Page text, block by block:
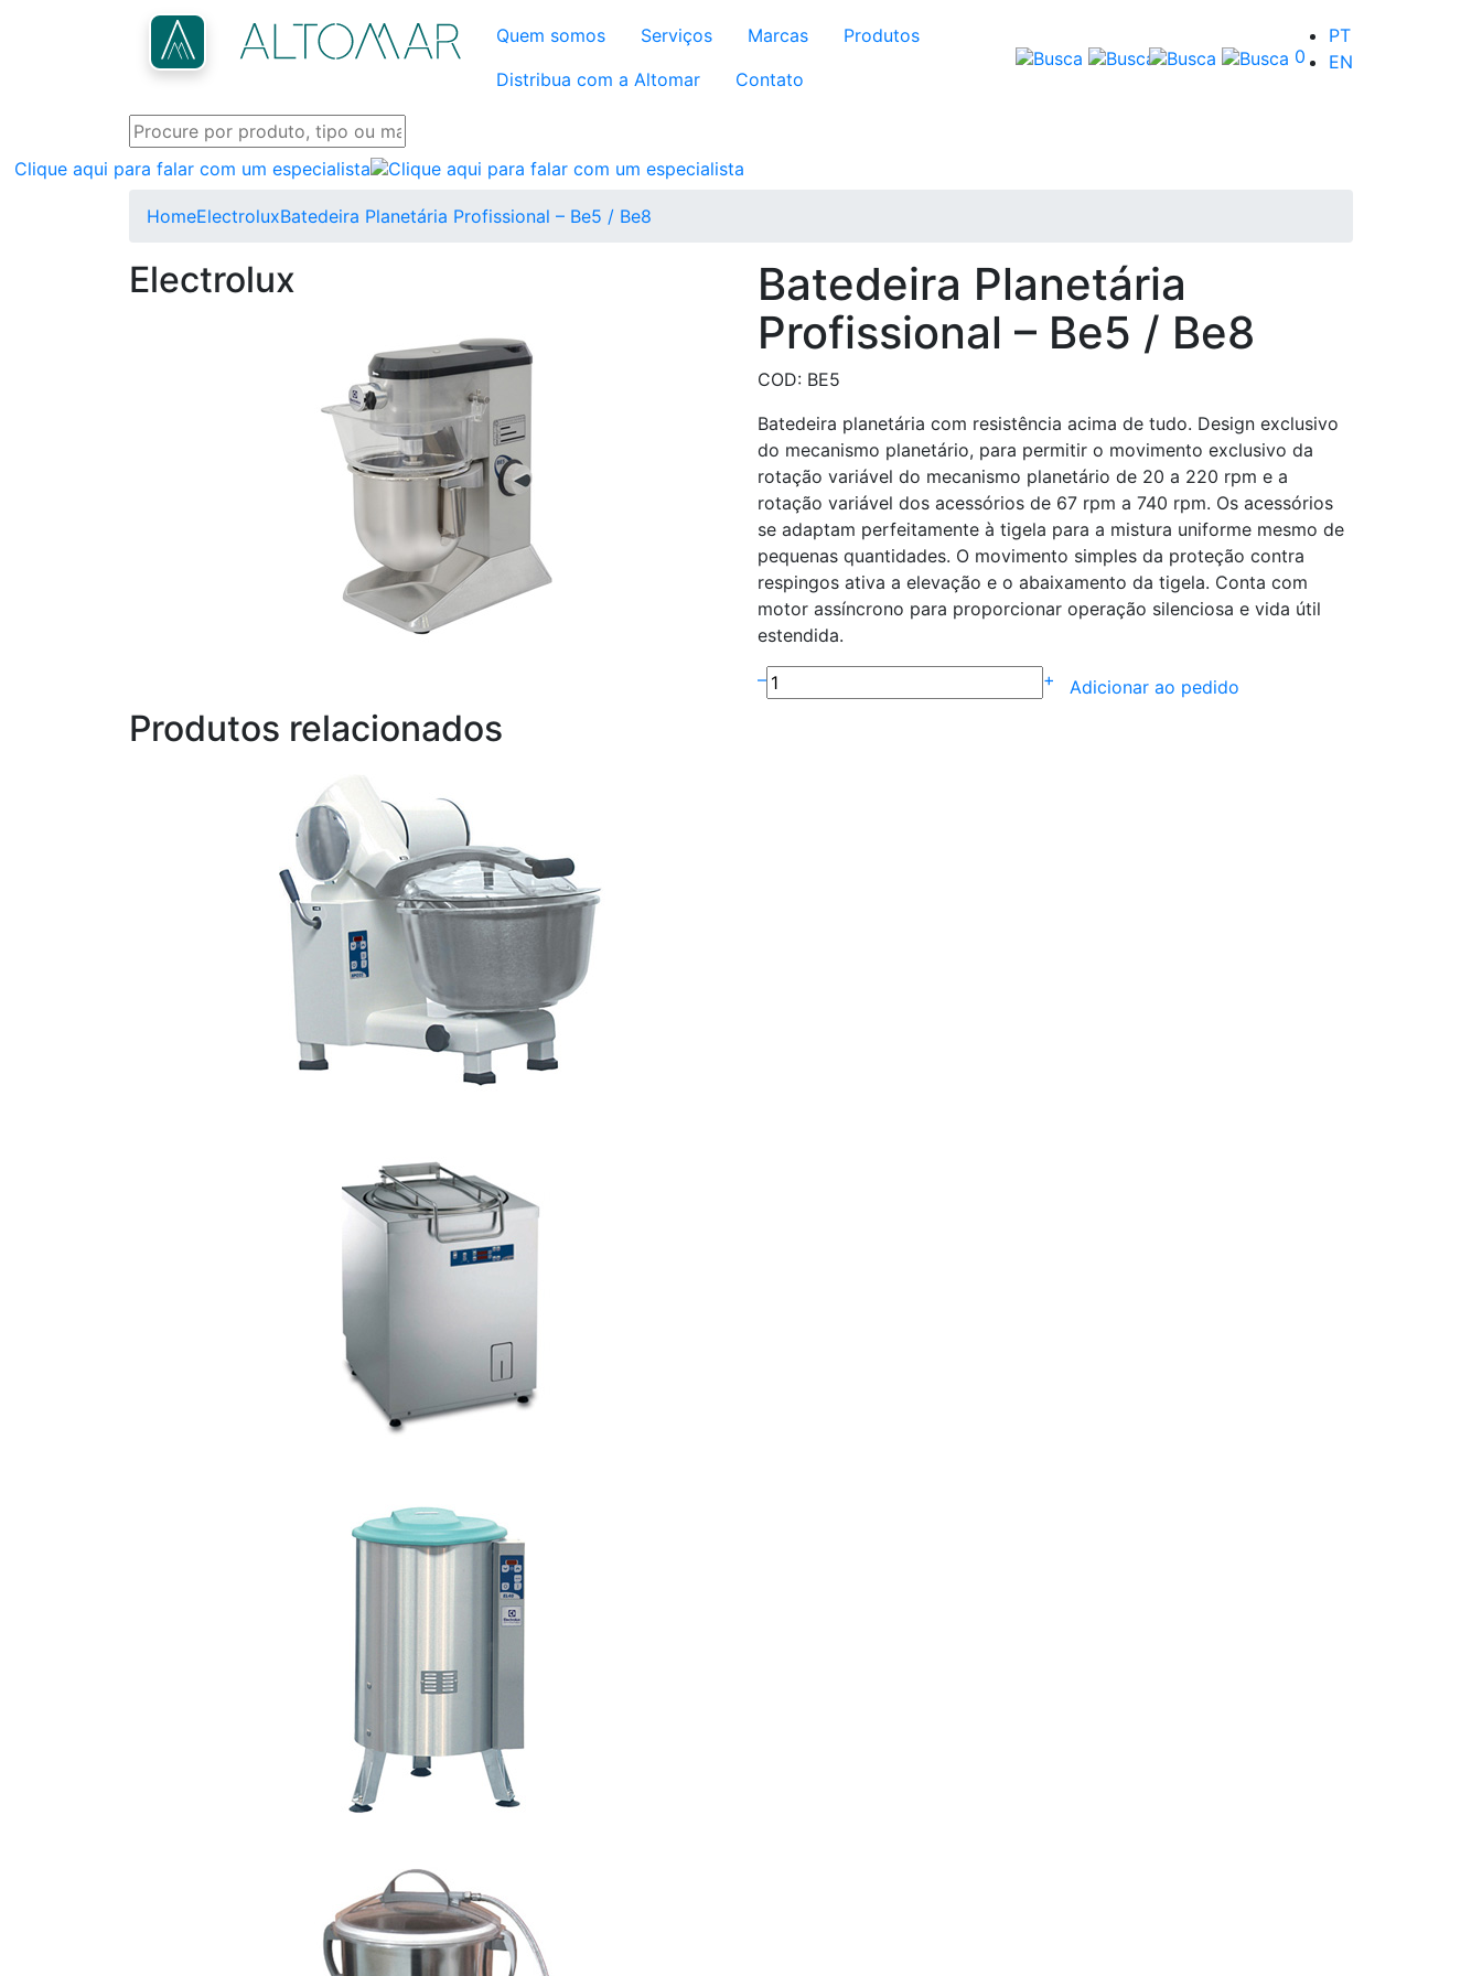
Quem somos Serviços Marcas
Produtos
Distribua com a Altomar
Contato
0
PT
EN
Clique aqui para falar com um especialista
HomeElectroluxBatedeira Planetária Profissional – Be5 / Be8
Electrolux
Batedeira Planetária
Profissional – Be5 / Be8
COD: BE5
Batedeira planetária com resistência acima de tudo. Design exclusivo
do mecanismo planetário, para permitir o movimento exclusivo da
rotação variável do mecanismo planetário de 20 a 220 rpm e a
rotação variável dos acessórios de 67 rpm a 740 rpm. Os acessórios
se adaptam perfeitamente à tigela para a mistura uniforme mesmo de
pequenas quantidades. O movimento simples da proteção contra
respingos ativa a elevação e o abaixamento da tigela. Conta com
motor assíncrono para proporcionar operação silenciosa e vida útil
estendida.
–
+ Adicionar ao pedido
Produtos relacionados